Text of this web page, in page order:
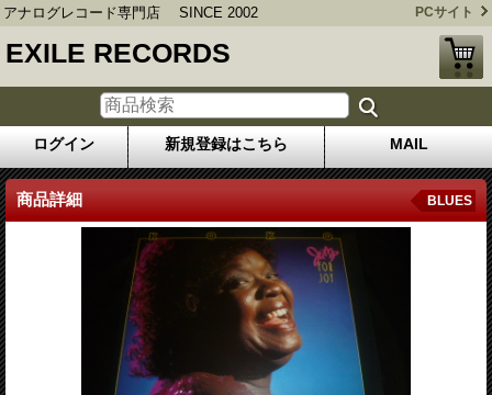
アナログレコード専門店 SINCE 2002 PCサイト
EXILE RECORDS
ログイン 新規登録はこちら MAIL
商品詳細 BLUES